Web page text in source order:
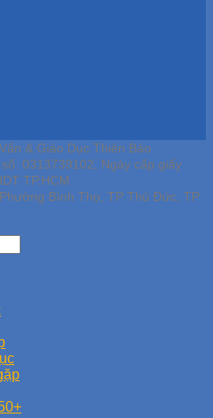
& Giáo Dục Thiên Bảo
0313739102, Ngày cấp giấy
TP.HCM
Bình Thọ, TP Thủ Đức, TP